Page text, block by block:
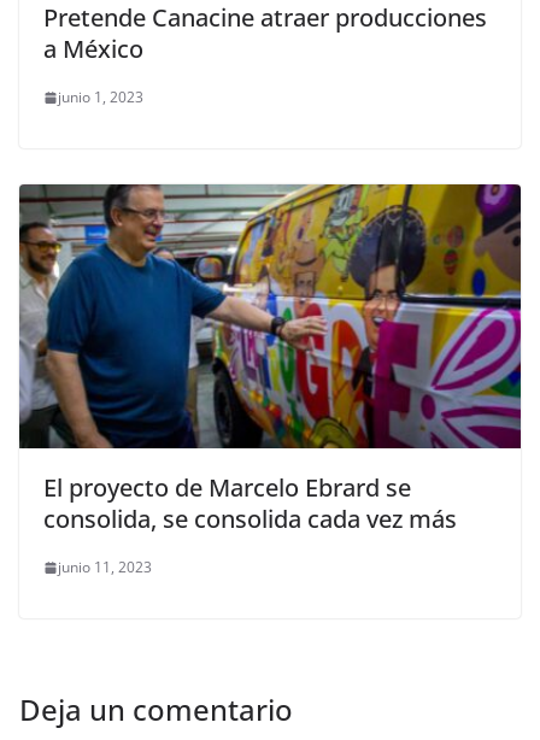
Pretende Canacine atraer producciones
a México
junio 1, 2023
El proyecto de Marcelo Ebrard se
consolida, se consolida cada vez más
junio 11, 2023
Deja un comentario